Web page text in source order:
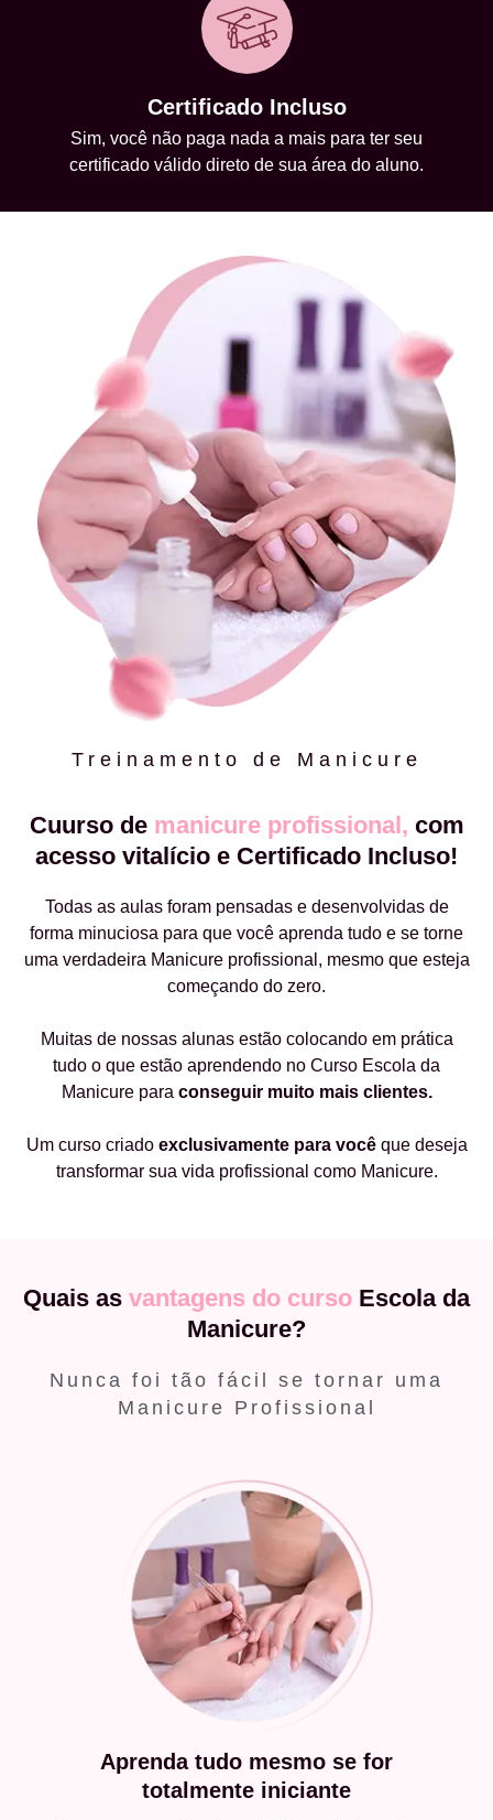
Certificado Incluso
Sim, você não paga nada a mais para ter seu
certificado válido direto de sua área do aluno.
Treinamento de Manicure
Cuurso de manicure profissional, com
acesso vitalício e Certificado Incluso!
Todas as aulas foram pensadas e desenvolvidas de
forma minuciosa para que você aprenda tudo e se torne
uma verdadeira Manicure profissional, mesmo que esteja
começando do zero.
Muitas de nossas alunas estão colocando em prática
tudo o que estão aprendendo no Curso Escola da
Manicure para conseguir muito mais clientes.
Um curso criado exclusivamente para vocêque deseja
transformar sua vida profissional como Manicure.
Quais as vantagens do curso Escola da
Manicure?
Nunca foi tão fácil se tornar uma
Manicure Profissional
Aprenda tudo mesmo se for
totalmente iniciante